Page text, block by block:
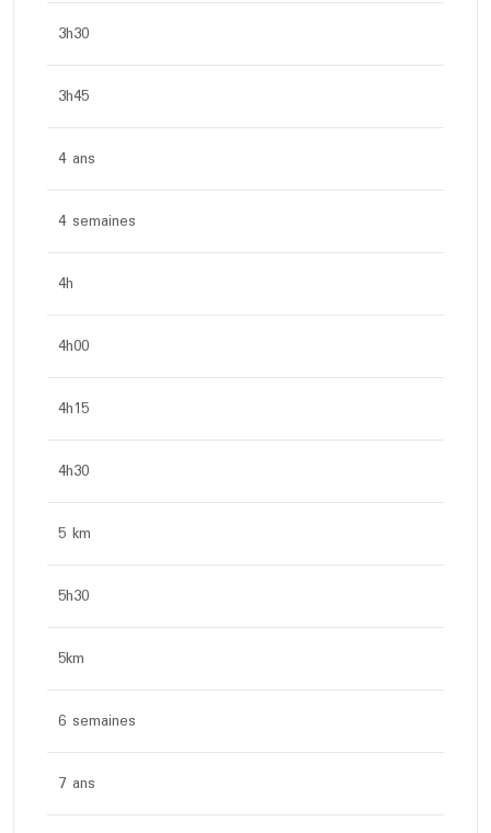
3h30
3h45
4 ans
4 semaines
4h
4h00
4h15
4h30
5 km
5h30
5km
6 semaines
7 ans